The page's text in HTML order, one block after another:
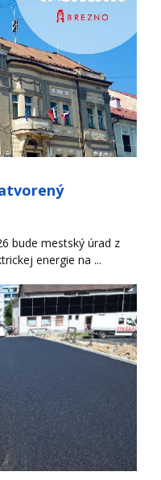
bude mestský úrad z
energie na ...